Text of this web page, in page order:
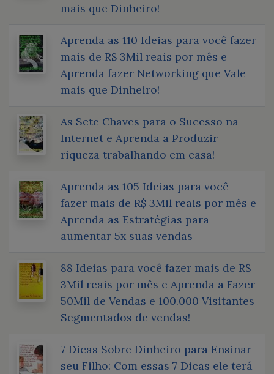
mais que Dinheiro!
Aprenda as 110 Ideias para você fazer
mais de R$ 3Mil reais por mês e
Aprenda fazer Networking que Vale
mais que Dinheiro!
As Sete Chaves para o Sucesso na
Internet e Aprenda a Produzir
riqueza trabalhando em casa!
Aprenda as 105 Ideias para você
fazer mais de R$ 3Mil reais por mês e
Aprenda as Estratégias para
aumentar 5x suas vendas
88 Ideias para você fazer mais de R$
3Mil reais por mês e Aprenda a Fazer
50Mil de Vendas e 100.000 Visitantes
Segmentados de vendas!
7 Dicas Sobre Dinheiro para Ensinar
seu Filho: Com essas 7 Dicas ele terá